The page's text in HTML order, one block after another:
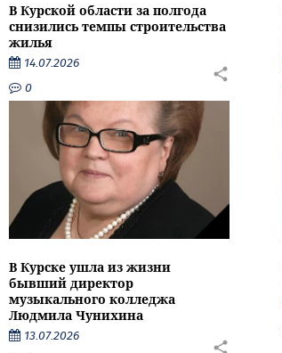
В Курской области за полгода
снизились темпы строительства
жилья
14.07.2026
0
В Курске ушла из жизни
бывший директор
музыкального колледжа
Людмила Чунихина
13.07.2026